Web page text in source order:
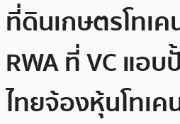
ที่ดินเกษตรโทเ
RWA ที่ VC แอ
ไทยจ้องหุ้นโทเค